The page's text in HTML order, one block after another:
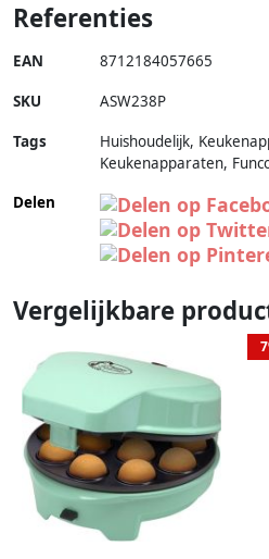
Referenties
EAN 8712184057665
SKU ASW238P
Tags
Huishoudelijk,
Keukenapparaten,
Delen
Vergelijkbare